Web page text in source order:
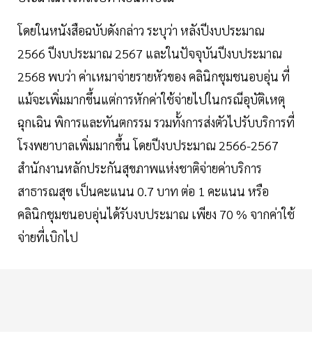
โดยในหนังสือฉบับดังกล่าว ระบุว่า หลังปีงบประมาณ
2566 ปีงบประมาณ 2567 และในปัจจุบันปีงบประมาณ
2568 พบว่า ค่าเหมาจ่ายรายหัวของ คลินิกชุมชนอบอุ่น ที่
แม้จะเพิ่มมากขึ้นแต่การหักค่าใช้จ่ายไปในกรณีอุบัติเหตุ
ฉุกเฉิน พิการและทันตกรรม รวมทั้งการส่งตัวไปรับบริการที่
โรงพยาบาลเพิ่มมากขึ้น โดยปีงบประมาณ 2566-2567
สำนักงานหลักประกันสุขภาพแห่งชาติจ่ายค่าบริการ
สาธารณสุข เป็นคะแนน 0.7 บาท ต่อ 1 คะแนน หรือ
คลินิกชุมชนอบอุ่นได้รับงบประมาณ เพียง 70 % จากค่าใช้
จ่ายที่เบิกไป